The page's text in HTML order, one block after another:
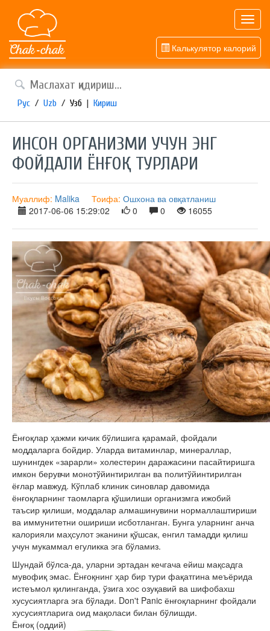
Калькулятор калорий
Рус / Uzb / Узб | Кириш
ИНСОН ОРГАНИЗМИ УЧУН ЭНГ
ФОЙДАЛИ ЁНҒОҚ ТУРЛАРИ
Муаллиф: Malika Тоифа: Ошхона ва овқатланиш
2017-06-06 15:29:02
0 0 16055
Ёнғоқлар ҳажми кичик бўлишига қарамай, фойдали
моддаларга бойдир. Уларда витаминлар, минераллар,
шунингдек «зарарли» холестерин даражасини пасайтиришга
имкон берувчи монотўйинтирилган ва политўйинтирилган
ёғлар мавжуд. Кўплаб клиник синовлар давомида
ёнғоқларнинг таомларга қўшилиши организмга ижобий
таъсир қилиши, моддалар алмашинувини нормаллаштириши
ва иммунитетни ошириши исботланган. Бунга уларнинг анча
калорияли маҳсулот эканини қўшсак, енгил тамадди қилиш
учун мукаммал егуликка эга бўламиз.
Шундай бўлса-да, уларни эртадан кечгача ейиш мақсадга
мувофиқ эмас. Ёнғоқнинг ҳар бир тури фақатгина меъёрида
истеъмол қилинганда, ўзига хос озуқавий ва шифобахш
хусусиятларга эга бўлади. Don't Panic ёнғоқларнинг фойдали
хусусиятларига оид мақоласи билан бўлишди.
Ёнғоқ (оддий)